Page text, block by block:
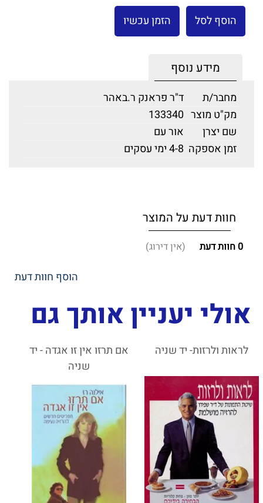
הוסף לסל הזמן עכשיו
מידע נוסף
מחבר/ת
ד"ר פראנק ר.באהר
מק"ט מוצר 133340
שם יצרן
אור עם
זמן אספקה 4-8 ימי עסקים
חוות דעת על המוצר
0חוות דעת (אין דירוג)
הוסף חוות דעת
אולי יעניין אותך גם
לראות ולרזות- יד שניה
אם תרזו אין זו אגדה - יד
שניה